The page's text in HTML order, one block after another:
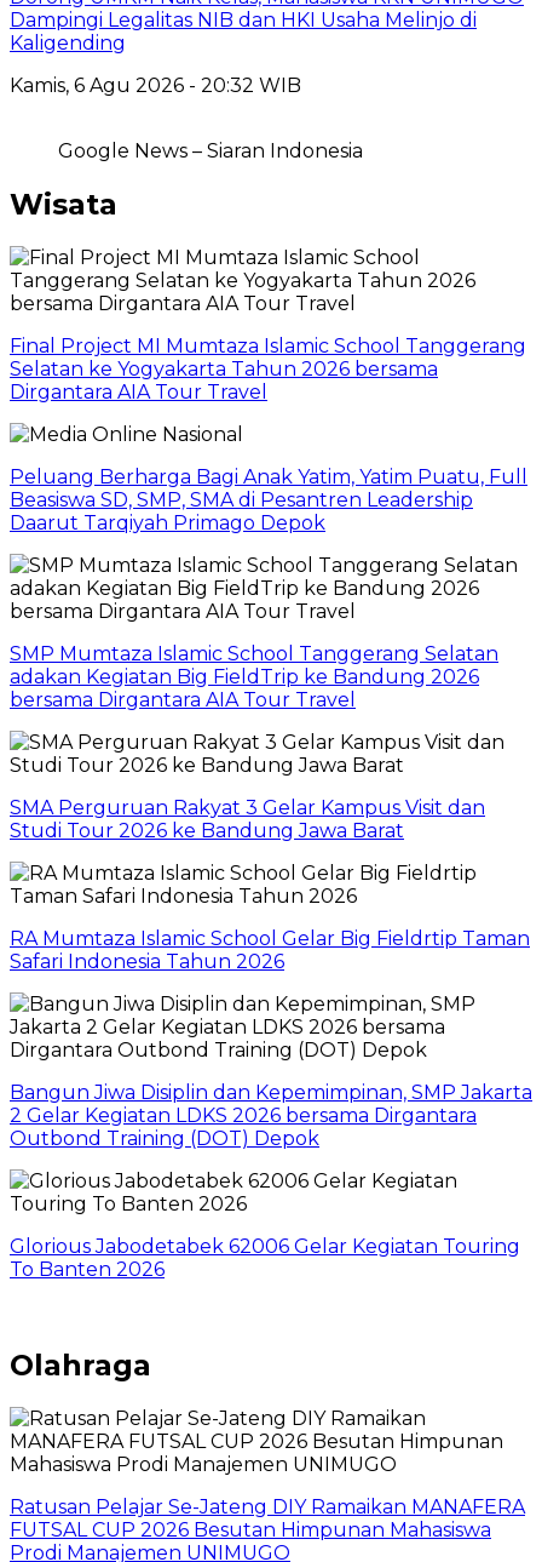
Dampingi Legalitas NIB dan HKI Usaha Melinjo di
Kaligending
Kamis, 6 Agu 2026 - 20:32 WIB
Google News – Siaran Indonesia
Wisata
Final Project MI Mumtaza Islamic School Tanggerang
Selatan ke Yogyakarta Tahun 2026 bersama
Dirgantara AIA Tour Travel
Peluang Berharga Bagi Anak Yatim, Yatim Puatu, Full
Beasiswa SD, SMP, SMA di Pesantren Leadership
Daarut Tarqiyah Primago Depok
SMP Mumtaza Islamic School Tanggerang Selatan
adakan Kegiatan Big FieldTrip ke Bandung 2026
bersama Dirgantara AIA Tour Travel
SMA Perguruan Rakyat 3 Gelar Kampus Visit dan
Studi Tour 2026 ke Bandung Jawa Barat
RA Mumtaza Islamic School Gelar Big Fieldrtip Taman
Safari Indonesia Tahun 2026
Bangun Jiwa Disiplin dan Kepemimpinan, SMP Jakarta
2 Gelar Kegiatan LDKS 2026 bersama Dirgantara
Outbond Training (DOT) Depok
Glorious Jabodetabek 62006 Gelar Kegiatan Touring
To Banten 2026
Olahraga
Ratusan Pelajar Se-Jateng DIY Ramaikan MANAFERA
FUTSAL CUP 2026 Besutan Himpunan Mahasiswa
Prodi Manajemen UNIMUGO